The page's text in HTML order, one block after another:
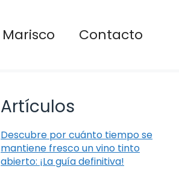
Marisco Contacto
Artículos
Descubre por cuánto tiempo se
mantiene fresco un vino tinto
abierto: ¡La guía definitiva!